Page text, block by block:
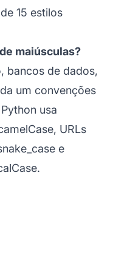
15 estilos
maiúsculas?
bancos de dados,
um convenções
usa
URLs
e